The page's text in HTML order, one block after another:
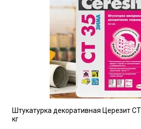
Штукатурка декоративная Церезит
кг